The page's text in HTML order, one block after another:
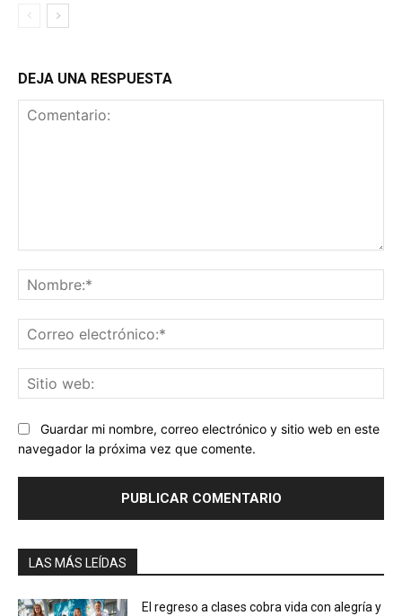
DEJA UNA RESPUESTA
Guardar mi nombre, correo electrónico y sitio web en este
navegador la próxima vez que comente.
LAS MÁS LEÍDAS
El regreso a clases cobra vida con alegría y